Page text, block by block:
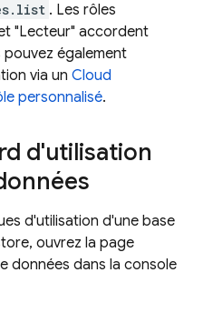
. Les rôles
"Lecteur" accordent
également
via un Cloud
personnalisé.
d'utilisation
d'utilisation d'une base
, ouvrez la page
données dans la console